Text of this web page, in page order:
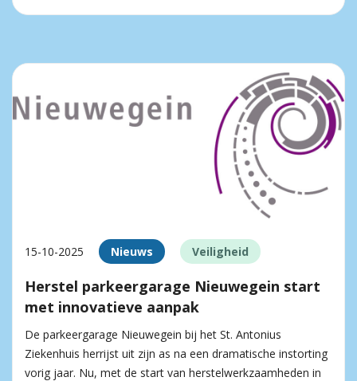
15-10-2025 Nieuws Veiligheid
Herstel parkeergarage Nieuwegein start
met innovatieve aanpak
De parkeergarage Nieuwegein bij het St. Antonius
Ziekenhuis herrijst uit zijn as na een dramatische instorting
vorig jaar. Nu, met de start van herstelwerkzaamheden in